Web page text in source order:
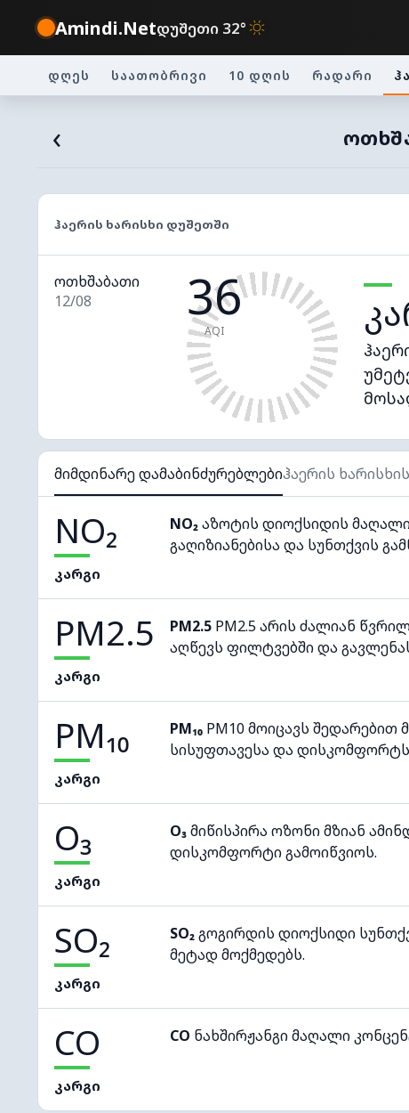
Amindi.Netდუშეთი 32°
დღეს საათობრივი 10 დღის რადარი
‹
ᲰᲐᲔᲠᲘᲡ ᲮᲐᲠᲘᲡᲮᲘ ᲓᲣᲨᲔᲗᲨᲘ
ოთხშაბათი
12/08
36
AQI
მიმდინარე დამაბინძურებლებიჰაერის
NO₂
კარგი
NO₂აზოტის დიოქსიდის
გაღიზიანებისა და სუნთქვის
PM2.5
კარგი
PM2.5 PM2.5 არის ძალიან
აღწევს ფილტვებში და
PM₁₀
კარგი
PM₁₀ PM10 მოიცავს
სისუფთავესა და
O₃
კარგი
O₃მიწისპირა ოზონი მზიან
დისკომფორტი გამოიწვიოს.
SO₂
კარგი
SO₂გოგირდის დიოქსიდი
მეტად მოქმედებს.
CO
კარგი
CO ნახშირჟანგი მაღალი